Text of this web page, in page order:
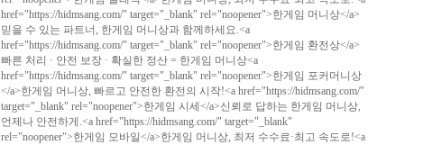
href="https://hidmsang.com/" target="_blank" rel="noopener">한게임 머니상</a>
믿을 수 있는 파트너, 한게임 머니상과 함께하세요.<a
href="https://hidmsang.com/" target="_blank" rel="noopener">한게임 환전상</a>
빠른 처리 · 안전 보장 · 확실한 정산 = 한게임 머니상<a
href="https://hidmsang.com/" target="_blank" rel="noopener">한게임 포커머니상
</a>한게임 머니상, 빠르고 안전한 환전의 시작!<a href="https://hidmsang.com/"
target="_blank" rel="noopener">한게임 시세</a>신뢰로 답하는 한게임 머니상,
언제나 안전하게.<a href="https://hidmsang.com/" target="_blank"
rel="noopener">한게임 모바일</a>한게임 머니상, 최저 수수료·최고 속도로!<a